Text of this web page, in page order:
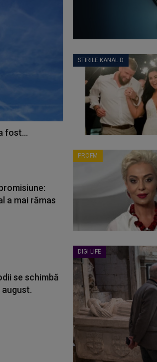
fost...
a mai rămas
se schimbă
august.
STIRILE KANAL D
PROFM
DIGI LIFE